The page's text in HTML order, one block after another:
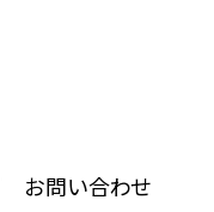
お問い合わせ